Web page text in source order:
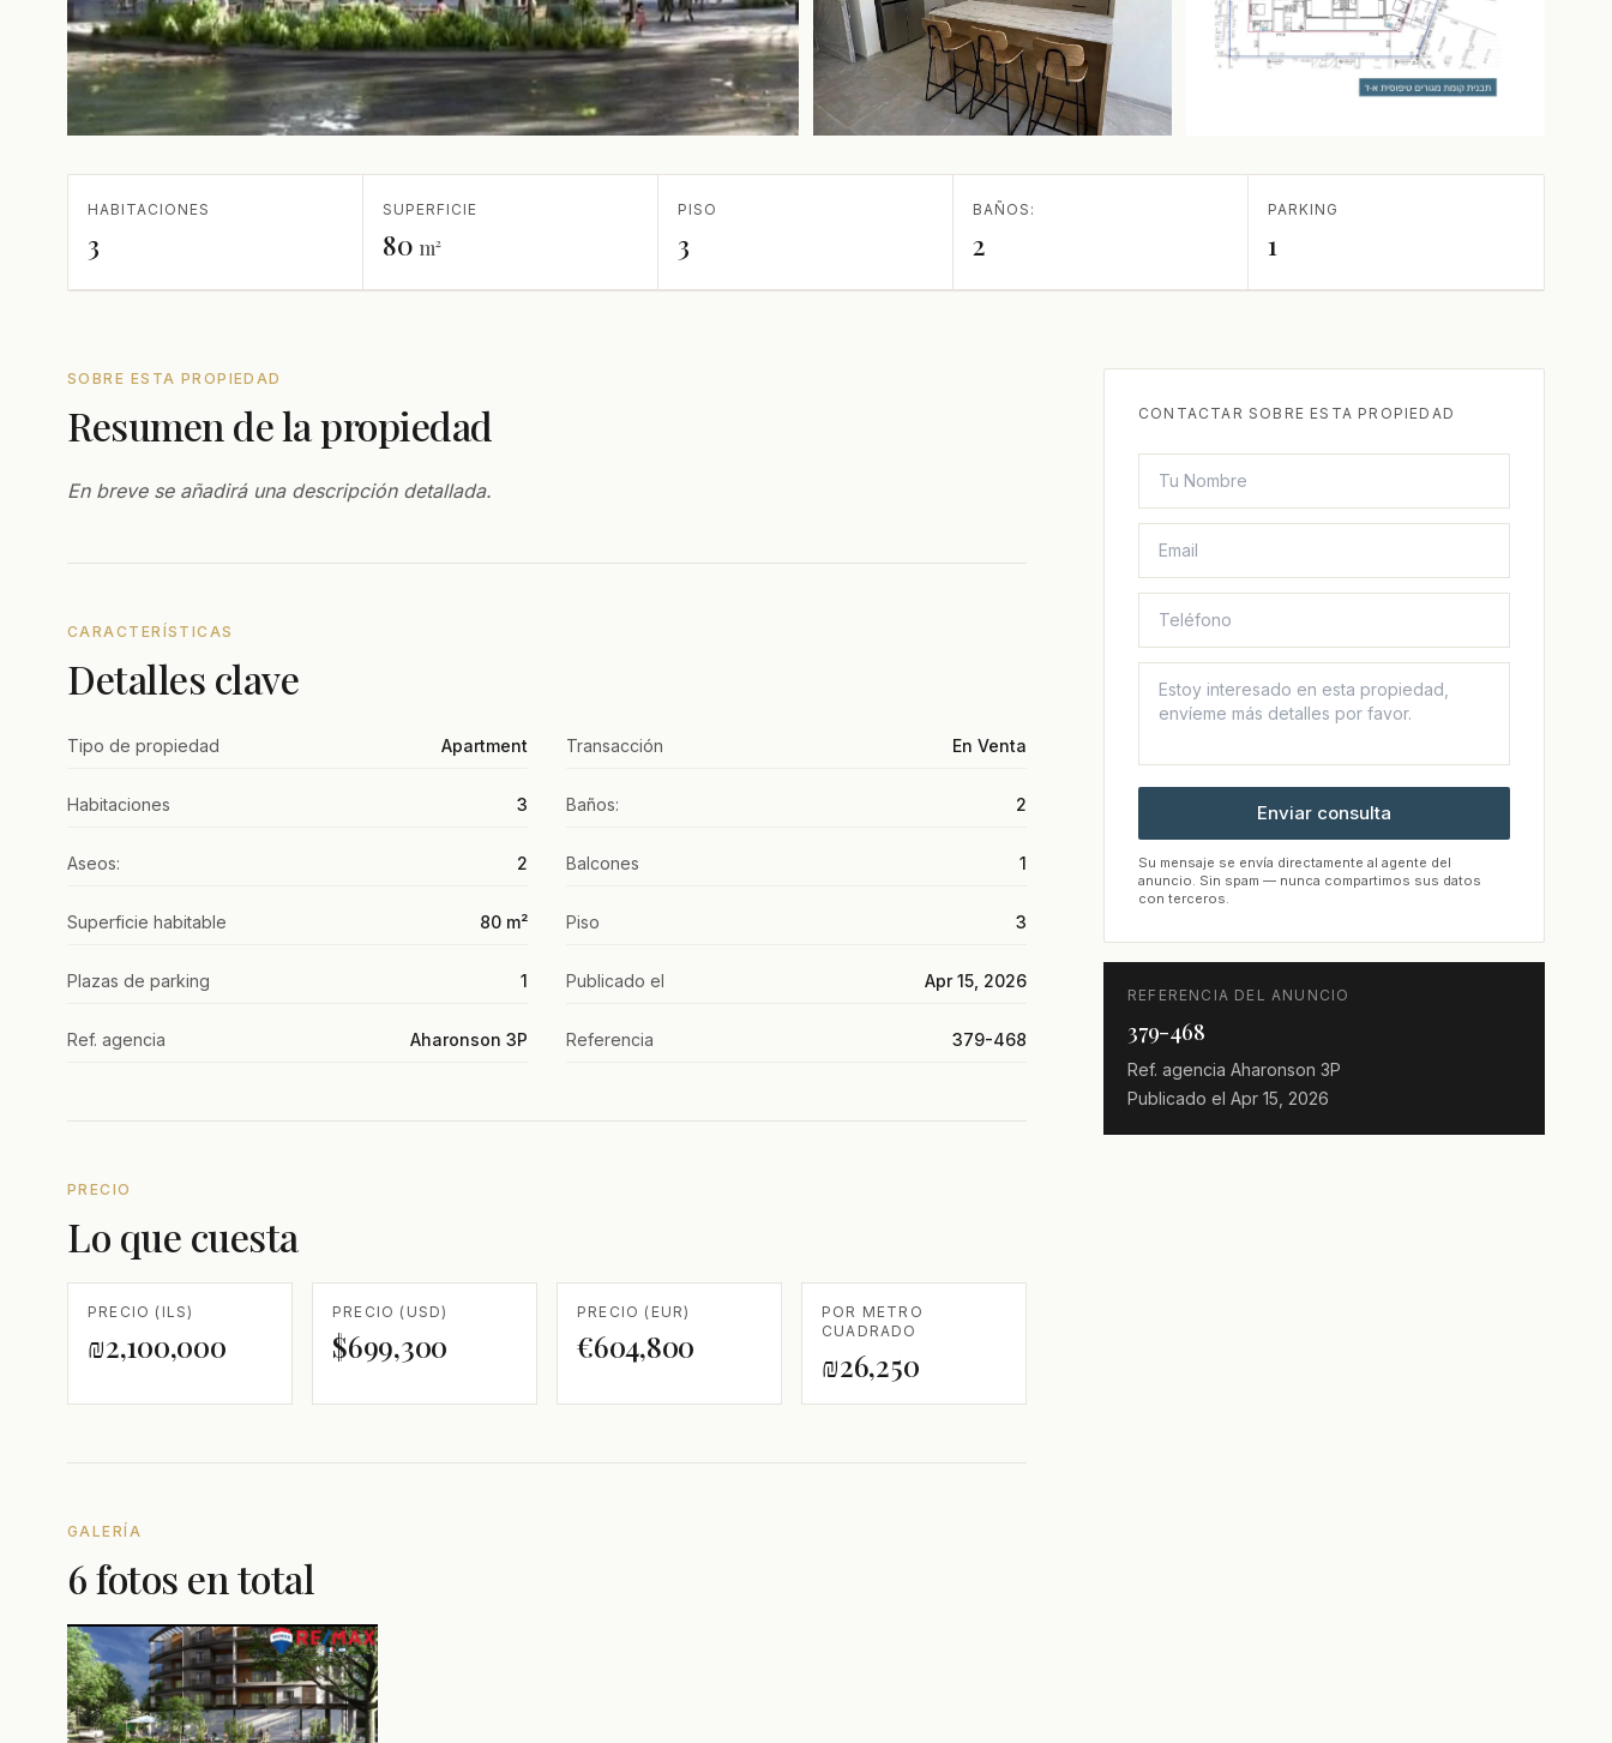
HABITACIONES
3
SUPERFICIE
80 m²
PISO
3
BAÑOS:
2
PARKING
1
SOBRE ESTA PROPIEDAD
Resumen de la propiedad
En breve se añadirá una descripción detallada.
CARACTERÍSTICAS
Detalles clave
Tipo de propiedad Apartment Transacción En Venta
Habitaciones 3 Baños: 2
Aseos: 2 Balcones 1
Superficie habitable 80 m² Piso 3
Plazas de parking 1 Publicado el Apr 15, 2026
Ref. agencia Aharonson 3P Referencia 379-468
PRECIO
Lo que cuesta
PRECIO (ILS)
₪2,100,000
PRECIO (USD)
$699,300
PRECIO (EUR)
€604,800
POR METRO
CUADRADO
₪26,250
GALERÍA
6 fotos en total
CONTACTAR SOBRE ESTA PROPIEDAD
Enviar consulta
Su mensaje se envía directamente al agente del
anuncio. Sin spam — nunca compartimos sus datos
con terceros.
REFERENCIA DEL ANUNCIO
379-468
Ref. agencia Aharonson 3P
Publicado el Apr 15, 2026